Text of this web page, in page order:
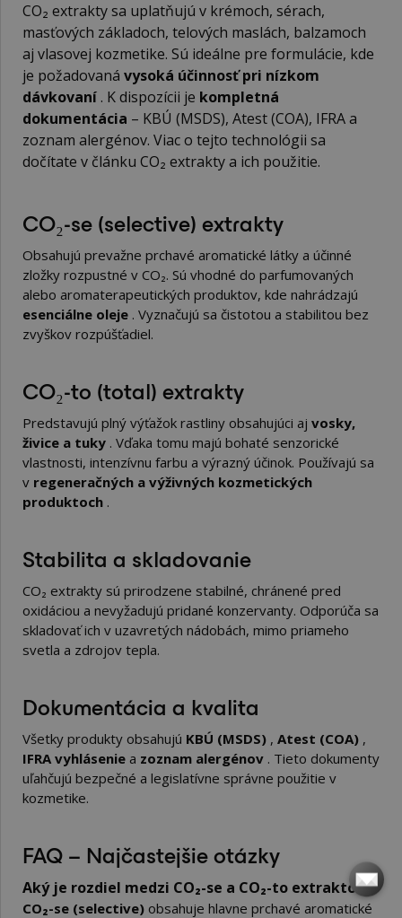
CO₂ extrakty sa uplatňujú v krémoch, sérach,
masťových základoch, telových maslách, balzamoch
aj vlasovej kozmetike. Sú ideálne pre formulácie, kde
je požadovaná vysoká účinnosť pri nízkom
dávkovaní . K dispozícii je kompletná
dokumentácia – KBÚ (MSDS), Atest (COA), IFRA a
zoznam alergénov. Viac o tejto technológii sa
dočítate v článku CO₂ extrakty a ich použitie.
CO₂-se (selective) extrakty
Obsahujú prevažne prchavé aromatické látky a účinné
zložky rozpustné v CO₂. Sú vhodné do parfumovaných
alebo aromaterapeutických produktov, kde nahrádzajú
esenciálne oleje . Vyznačujú sa čistotou a stabilitou bez
zvyškov rozpúšťadiel.
CO₂-to (total) extrakty
Predstavujú plný výťažok rastliny obsahujúci aj vosky,
živice a tuky . Vďaka tomu majú bohaté senzorické
vlastnosti, intenzívnu farbu a výrazný účinok. Používajú sa
v regeneračných a výživných kozmetických
produktoch .
Stabilita a skladovanie
CO₂ extrakty sú prirodzene stabilné, chránené pred
oxidáciou a nevyžadujú pridané konzervanty. Odporúča sa
skladovať ich v uzavretých nádobách, mimo priameho
svetla a zdrojov tepla.
Dokumentácia a kvalita
Všetky produkty obsahujú KBÚ (MSDS) , Atest (COA) ,
IFRA vyhlásenie a zoznam alergénov . Tieto dokumenty
uľahčujú bezpečné a legislatívne správne použitie v
kozmetike.
FAQ – Najčastejšie otázky
Aký je rozdiel medzi CO₂-se a CO₂-to extraktom?
CO₂-se (selective) obsahuje hlavne prchavé aromatické